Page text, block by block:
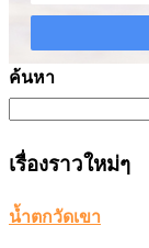
ค้นหา
เรื่องราวใหม่ๆ
น้ำตกวัดเขา